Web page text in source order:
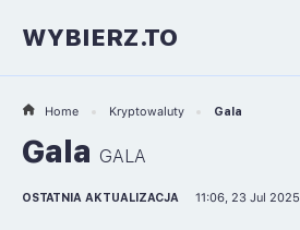
WYBIERZ.TO
Home Kryptowaluty Gala
Gala GALA
OSTATNIA AKTUALIZACJA 11:06, 23 Jul 2025